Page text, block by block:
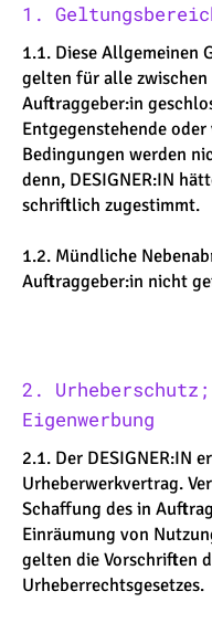
1.
1.1. Diese Allgemeinen
gelten für alle zwischen
Auftraggeber:in
Entgegenstehende
Bedingungen werden
denn, DESIGNER:IN
schriftlich zugestimmt.
1.2. Mündliche
Auftraggeber:in nicht
2.
Eigenwerbung
2.1. Der DESIGNER:IN
Urheberwerkvertrag.
Schaffung des in
Einräumung von
gelten die Vorschriften
Urheberrechtsgesetzes.